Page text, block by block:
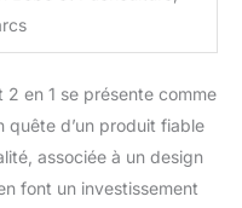
2 en 1 se présente comme
quête d’un produit fiable
associée à un design
font un investissement